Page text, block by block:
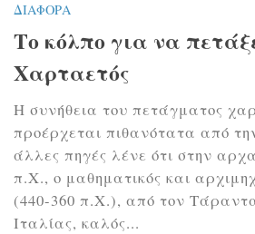
ΔΙΆΦΟΡΑ
Το κόλπο για να
Χαρταετός
Η συνήθεια του πετάγματος
προέρχεται πιθανότατα από
άλλες πηγές λένε ότι στην
π.Χ., ο μαθηματικός και
(440-360 π.Χ.), από τον
Ιταλίας, καλός...